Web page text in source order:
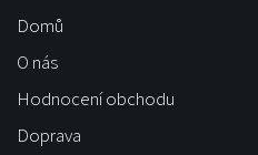
Domů
O nás
Hodnocení obchodu
Doprava